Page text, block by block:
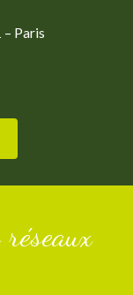
– Paris